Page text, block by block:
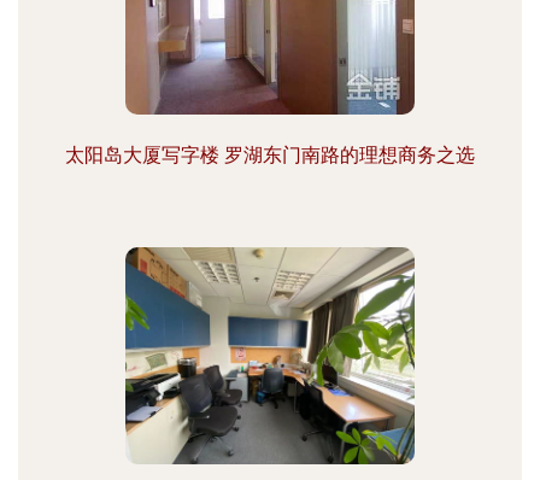
太阳岛大厦写字楼 罗湖东门南路的理想商务之选